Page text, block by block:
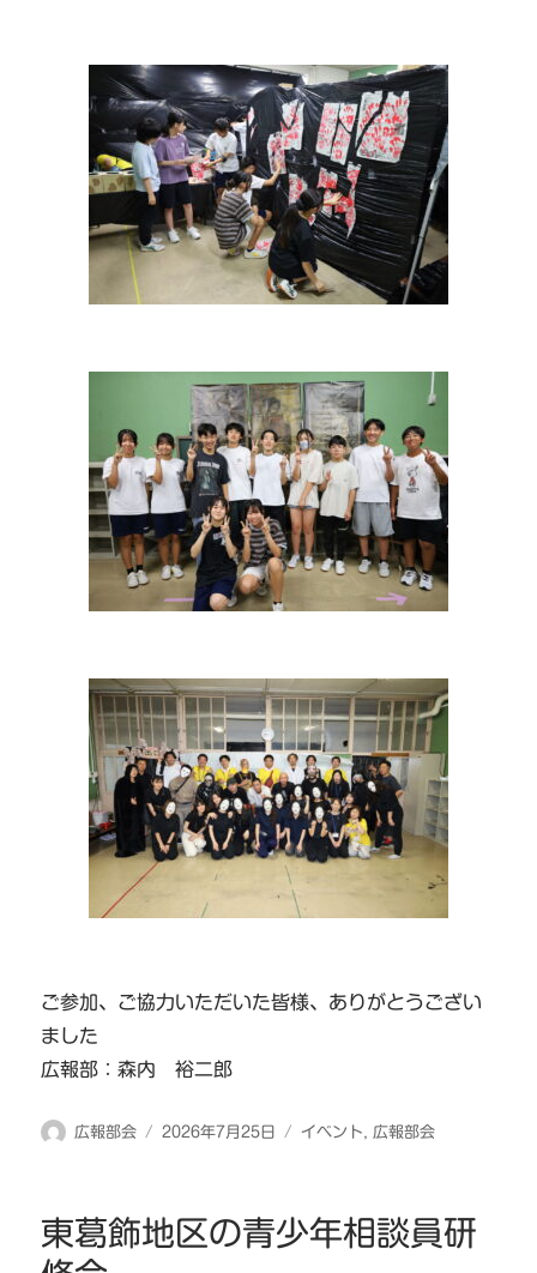
ご参加、ご協力いただいた皆様、ありがとうござい
ました
広報部：森内 裕二郎
投
広報部会
投
2026年7月25日
カ
ー
イベント, 広報部会
東葛飾地区の青少年相談員研